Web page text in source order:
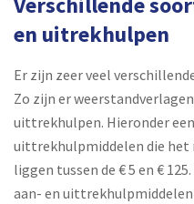
en uitrekhulpen
Er zijn zeer veel
Zo zijn er
uittrekhulpen. Hieronder
uittrekhulpmiddelen die het
liggen tussen de € 5 en €
aan- en